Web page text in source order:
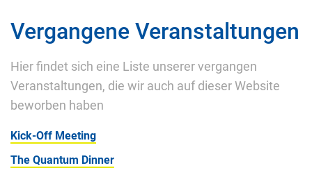
Vergangene Veranstaltungen
Hier findet sich eine Liste unserer vergangen
Veranstaltungen, die wir auch auf dieser Website
beworben haben
Kick-Off Meeting
The Quantum Dinner